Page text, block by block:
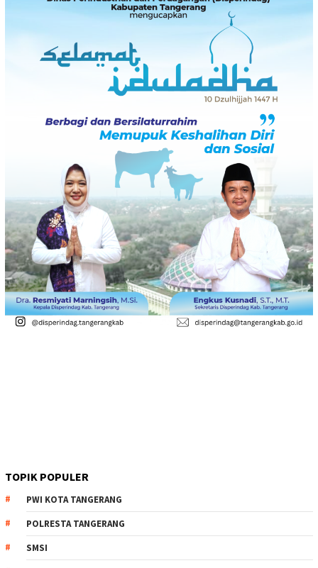
TOPIK POPULER
PWI KOTA TANGERANG
POLRESTA TANGERANG
SMSI